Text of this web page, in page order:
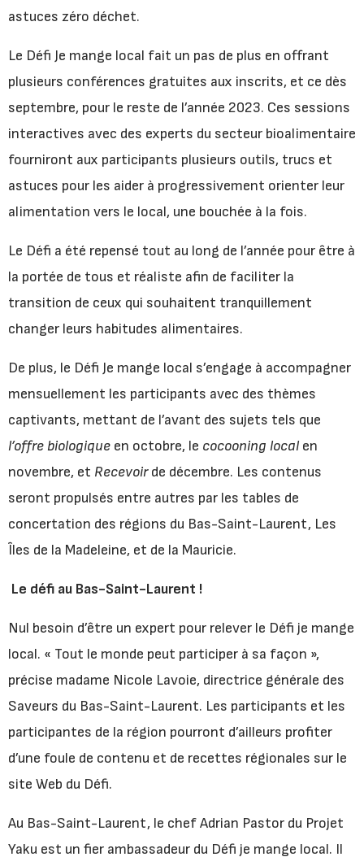
astuces zéro déchet.
Le Défi Je mange local fait un pas de plus en offrant
plusieurs conférences gratuites aux inscrits, et ce dès
septembre, pour le reste de l’année 2023. Ces sessions
interactives avec des experts du secteur bioalimentaire
fourniront aux participants plusieurs outils, trucs et
astuces pour les aider à progressivement orienter leur
alimentation vers le local, une bouchée à la fois.
Le Défi a été repensé tout au long de l’année pour être à
la portée de tous et réaliste afin de faciliter la
transition de ceux qui souhaitent tranquillement
changer leurs habitudes alimentaires.
De plus, le Défi Je mange local s’engage à accompagner
mensuellement les participants avec des thèmes
captivants, mettant de l’avant des sujets tels que
l’offrebiologique en octobre, le cocooning localen
novembre, et Recevoirde décembre. Les contenus
seront propulsés entre autres par les tables de
concertation des régions du Bas-Saint-Laurent, Les
Îles de la Madeleine, et de la Mauricie.
Le défi au Bas-Saint-Laurent !
Nul besoin d’être un expert pour relever le Défi je mange
local. « Tout le monde peut participer à sa façon »,
précise madame Nicole Lavoie, directrice générale des
Saveurs du Bas-Saint-Laurent. Les participants et les
participantes de la région pourront d’ailleurs profiter
d’une foule de contenu et de recettes régionales sur le
site Web du Défi.
Au Bas-Saint-Laurent, le chef Adrian Pastor du Projet
Yaku est un fier ambassadeur du Défi je mange local. Il